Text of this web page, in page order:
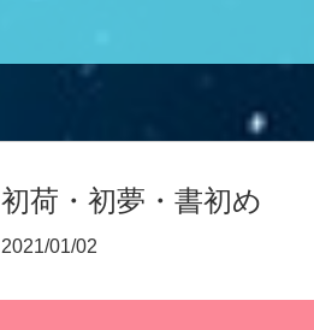
初荷・初夢・書初め
2021/01/02